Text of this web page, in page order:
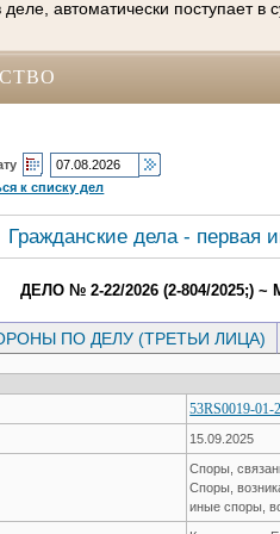
автоматически поступает в
к списку дел
Гражданские дела - первая
ДЕЛО № 2-22/2026 (2-804/2025;) ~
ПО ДЕЛУ (ТРЕТЬИ ЛИЦА)
53RS0019-01-
15.09.2025
Споры,
Споры,
иные споры,